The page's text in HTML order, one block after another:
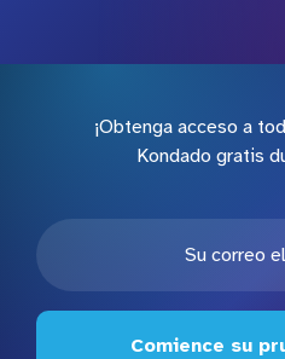
¡Obtenga acceso a
Kondado gratis
Comience su